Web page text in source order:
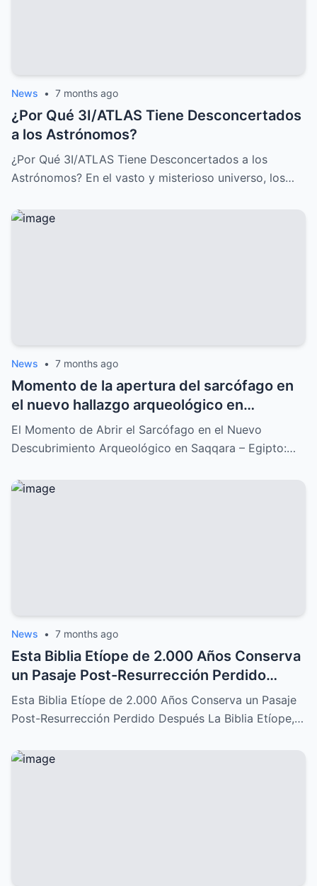
News • 7 months ago
¿Por Qué 3I/ATLAS Tiene Desconcertados
a los Astrónomos?
¿Por Qué 3I/ATLAS Tiene Desconcertados a los
Astrónomos? En el vasto y misterioso universo, los…
News • 7 months ago
Momento de la apertura del sarcófago en
el nuevo hallazgo arqueológico en
Saqqara: Un descubrimiento
impresionante que lo cambia todo
El Momento de Abrir el Sarcófago en el Nuevo
Descubrimiento Arqueológico en Saqqara – Egipto:…
News • 7 months ago
Esta Biblia Etíope de 2.000 Años Conserva
un Pasaje Post-Resurrección Perdido
Después: Un Descubrimiento Increíble
Esta Biblia Etíope de 2.000 Años Conserva un Pasaje
Post-Resurrección Perdido Después La Biblia Etíope,…